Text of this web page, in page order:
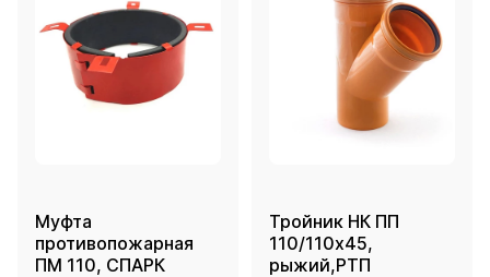
Муфта
противопожарная
ПМ 110, СПАРК
Тройник НК ПП
110/110х45,
рыжий,РТП